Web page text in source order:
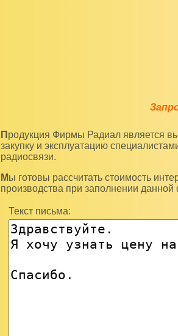
Продукция Фирмы Радиал является высокотехнологичным оборудованием и подразумевает
закупку и эксплуатацию
радиосвязи.
Мы готовы рассчитать стоимость интересующих вас изделий по последним ценам нашего
производства при заполнении
Текст письма: